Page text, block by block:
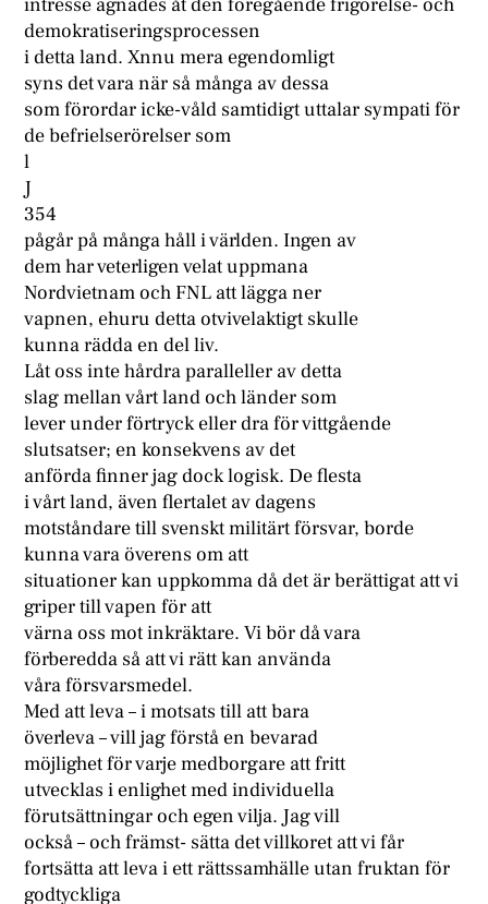
intresse ägnades åt den föregående frigörelse- och
demokratiseringsprocessen
i detta land. Xnnu mera egendomligt
syns det vara när så många av dessa
som förordar icke-våld samtidigt uttalar sympati för
de befrielserörelser som
l
J
354
pågår på många håll i världen. Ingen av
dem har veterligen velat uppmana
Nordvietnam och FNL att lägga ner
vapnen, ehuru detta otvivelaktigt skulle
kunna rädda en del liv.
Låt oss inte hårdra paralleller av detta
slag mellan vårt land och länder som
lever under förtryck eller dra för vittgående
slutsatser; en konsekvens av det
anförda finner jag dock logisk. De flesta
i vårt land, även flertalet av dagens
motståndare till svenskt militärt försvar, borde
kunna vara överens om att
situationer kan uppkomma då det är berättigat att vi
griper till vapen för att
värna oss mot inkräktare. Vi bör då vara
förberedda så att vi rätt kan använda
våra försvarsmedel.
Med att leva – i motsats till att bara
överleva – vill jag förstå en bevarad
möjlighet för varje medborgare att fritt
utvecklas i enlighet med individuella
förutsättningar och egen vilja. Jag vill
också – och främst- sätta det villkoret att vi får
fortsätta att leva i ett rättssamhälle utan fruktan för
godtyckliga